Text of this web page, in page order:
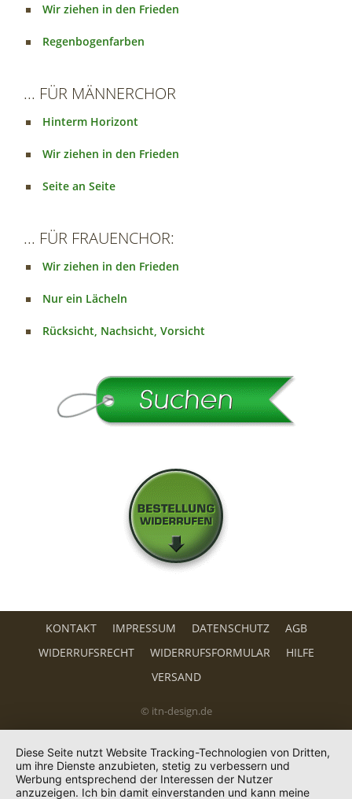
Wir ziehen in den Frieden
Regenbogenfarben
... FÜR MÄNNERCHOR
Hinterm Horizont
Wir ziehen in den Frieden
Seite an Seite
... FÜR FRAUENCHOR:
Wir ziehen in den Frieden
Nur ein Lächeln
Rücksicht, Nachsicht, Vorsicht
KONTAKT IMPRESSUM DATENSCHUTZ
AGB
WIDERRUFSRECHT
WIDERRUFSFORMULAR
HILFE
VERSAND
© itn-design.de
Diese Seite nutzt Website Tracking-Technologien von Dritten,
um ihre Dienste anzubieten, stetig zu verbessern und
Werbung entsprechend der Interessen der Nutzer
anzuzeigen. Ich bin damit einverstanden und kann meine